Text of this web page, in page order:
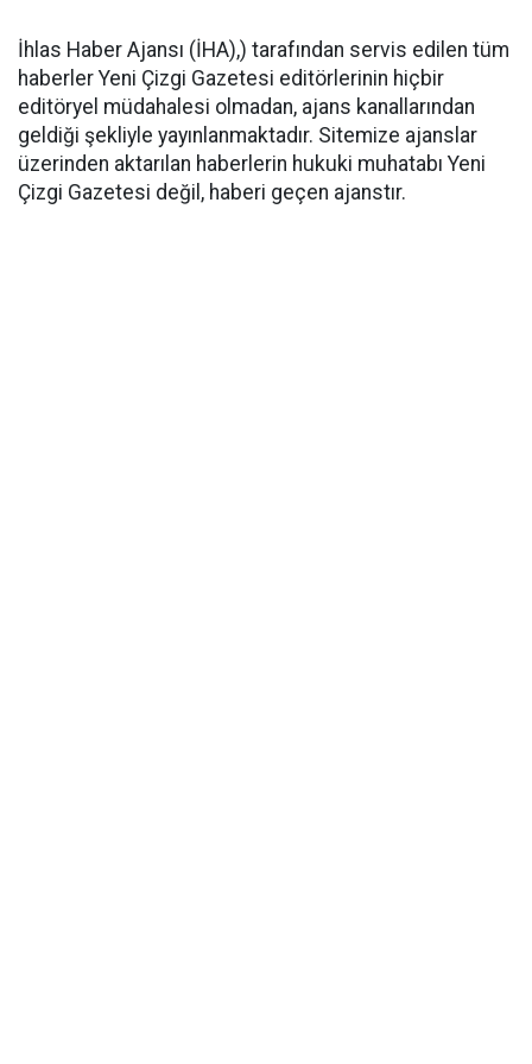
İhlas Haber Ajansı (İHA),) tarafından servis edilen tüm
haberler Yeni Çizgi Gazetesi editörlerinin hiçbir
editöryel müdahalesi olmadan, ajans kanallarından
geldiği şekliyle yayınlanmaktadır. Sitemize ajanslar
üzerinden aktarılan haberlerin hukuki muhatabı Yeni
Çizgi Gazetesi değil, haberi geçen ajanstır.